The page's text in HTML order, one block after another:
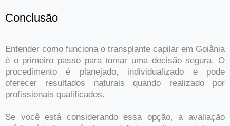
Conclusão
Entender como funciona o transplante capilar em Goiânia
é o primeiro passo para tomar uma decisão segura. O
procedimento é planejado, individualizado e pode
oferecer resultados naturais quando realizado por
profissionais qualificados.
Se você está considerando essa opção, a avaliação